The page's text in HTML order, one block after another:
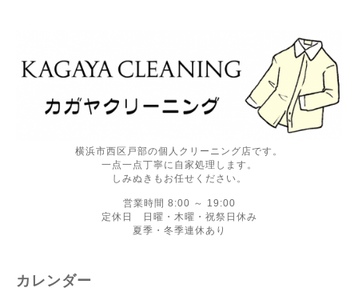
横浜市西区戸部の個人クリーニング店です。
一点一点丁寧に自家処理します。
しみぬきもお任せください。
営業時間 8:00 ～ 19:00
定休日 日曜・木曜・祝祭日休み
夏季・冬季連休あり
カレンダー